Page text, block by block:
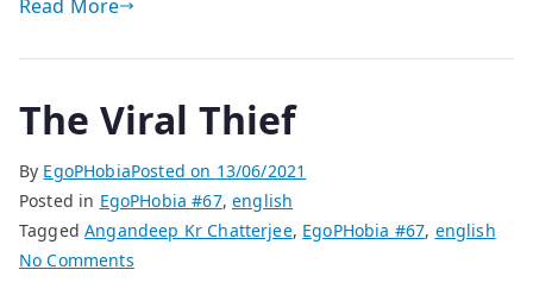
Read More
The Viral Thief
By EgoPHobiaPosted on 13/06/2021
Posted in EgoPHobia #67,english
TaggedAngandeep Kr Chatterjee, EgoPHobia #67, english
No Commentson